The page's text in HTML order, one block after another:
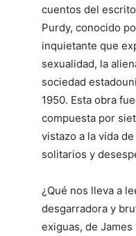
cuentos del
Purdy, conocido
inquietante que
sexualidad, la
sociedad
1950. Esta obra
compuesta por
vistazo a la vida
solitarios y
¿Qué nos lleva a
desgarradora y
exiguas, de James